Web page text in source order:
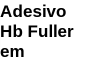
Adesivo
Hb Fuller
em